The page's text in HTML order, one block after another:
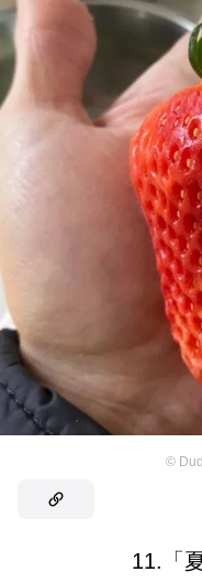
©
11.「